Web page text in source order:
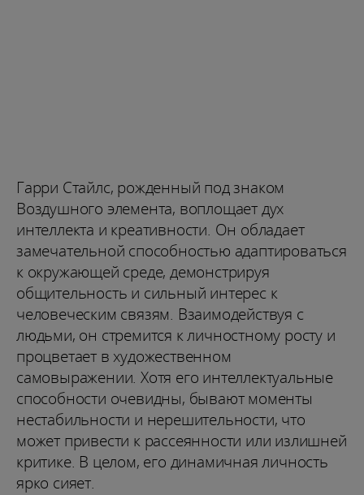
Гарри Стайлс, рожденный под знаком
Воздушного элемента, воплощает дух
интеллекта и креативности. Он обладает
замечательной способностью адаптироваться
к окружающей среде, демонстрируя
общительность и сильный интерес к
человеческим связям. Взаимодействуя с
людьми, он стремится к личностному росту и
процветает в художественном
самовыражении. Хотя его интеллектуальные
способности очевидны, бывают моменты
нестабильности и нерешительности, что
может привести к рассеянности или излишней
критике. В целом, его динамичная личность
ярко сияет.